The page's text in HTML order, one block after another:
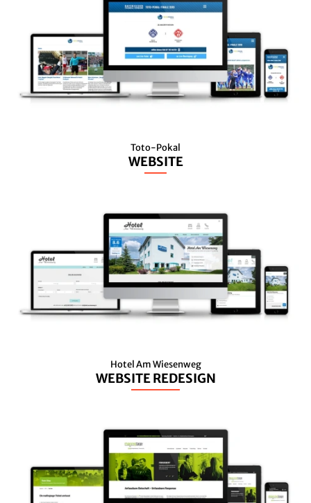
Toto-Pokal
WEBSITE
Hotel Am Wiesenweg
WEBSITE REDESIGN